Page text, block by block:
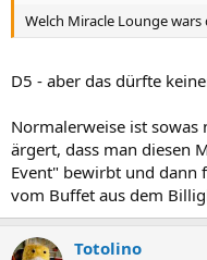
Welch Miracle Lounge wars
D5 - aber das dürfte
Normalerweise ist sowas
ärgert, dass man diesen
Event" bewirbt und dann
vom Buffet aus dem
Totolino